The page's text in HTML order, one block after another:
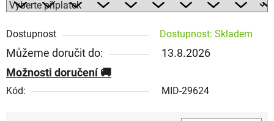
Dostupnost Dostupnost: Skladem
Můžeme doručit do:
13.8.2026
Možnosti doručení
Kód: MID-29624